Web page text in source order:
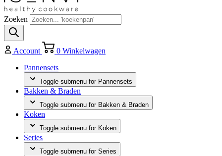
Zoeken
Account 0 Winkelwagen
Pannensets
Toggle submenu for Pannensets
Bakken & Braden
Toggle submenu for Bakken & Braden
Koken
Toggle submenu for Koken
Series
Toggle submenu for Series